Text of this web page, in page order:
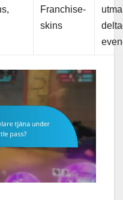
Franchise-
skins